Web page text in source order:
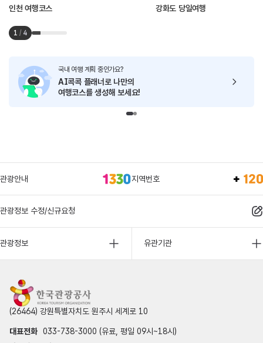
인천 여행코스 강화도 당일여행
1 / 4
국내 여행 계획 중인가요?
AI콕콕 플래너로 나만의
여행코스를 생성해 보세요!
관광안내 지역번호
관광정보 수정/신규요청
관광정보 유관기관
(26464) 강원특별자치도 원주시 세계로 10
대표전화 033-738-3000 (유료, 평일 09시~18시)